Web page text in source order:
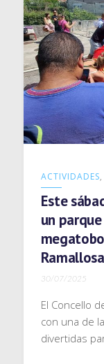
ACTIVIDADES,
Este
un
Ramallosa
30/07/2025
El Concello
con una de
divertidas